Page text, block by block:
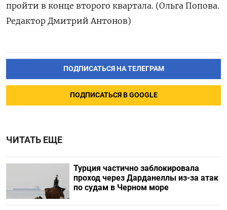
пройти в конце второго квартала. (Ольга Попова.
Редактор Дмитрий Антонов)
ПОДПИСАТЬСЯ НА ТЕЛЕГРАМ
ПОДПИСАТЬСЯ В GOOGLE
ЧИТАТЬ ЕЩЕ
Турция частично заблокировала
проход через Дарданеллы из-за атак
по судам в Черном море